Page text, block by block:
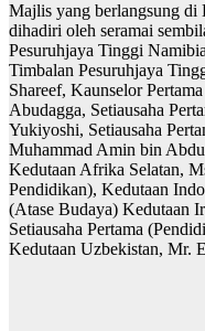
Majlis yang berlangsung
dihadiri oleh seramai
Pesuruhjaya Tinggi
Timbalan Pesuruhjaya
Shareef, Kaunselor
Abudagga, Setiausaha
Yukiyoshi, Setiausaha
Muhammad Amin bin
Kedutaan Afrika Selatan,
Pendidikan), Kedutaan
(Atase Budaya) Kedutaan
Setiausaha Pertama
Kedutaan Uzbekistan, Mr.